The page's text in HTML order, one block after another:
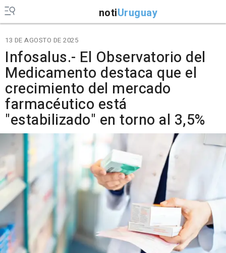
notiUruguay
13 DE AGOSTO DE 2025
Infosalus.- El Observatorio del
Medicamento destaca que el
crecimiento del mercado
farmacéutico está
"estabilizado" en torno al 3,5%